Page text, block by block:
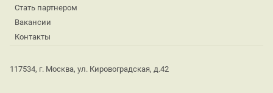
Стать партнером
Вакансии
Контакты
117534, г. Москва, ул. Кировоградская, д.42